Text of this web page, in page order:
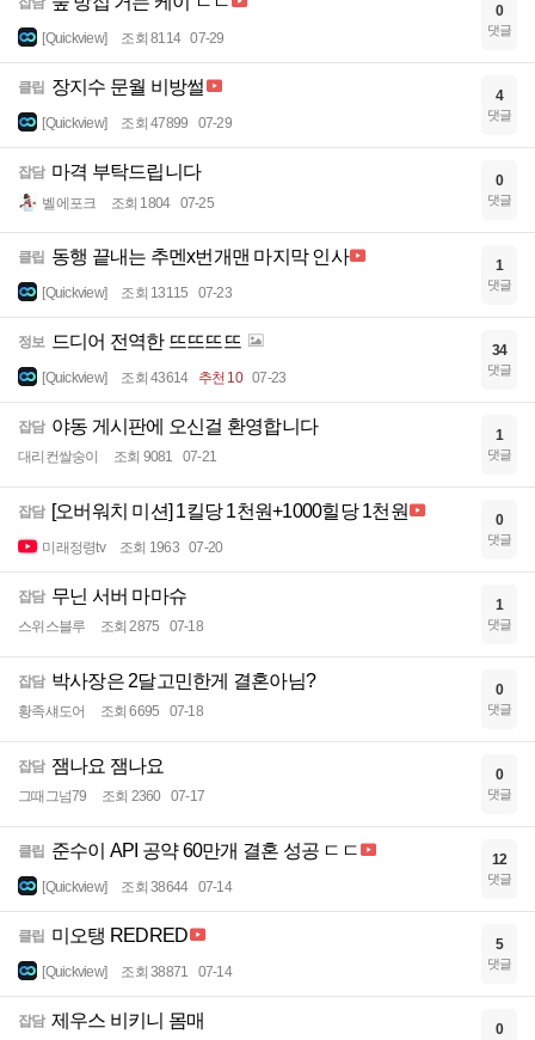
[Quickview] 조회 8114 07-29
0
댓글
클립 장지수 문월 비방썰
[Quickview] 조회 47899 07-29
4
댓글
잡담 마격 부탁드립니다
벨에포크 조회 1804 07-25
0
댓글
클립 동행 끝내는 추멘x번개맨 마지막 인사
[Quickview] 조회 13115 07-23
1
댓글
정보 드디어 전역한 뜨뜨뜨뜨
[Quickview] 조회 43614 추천 10 07-23
34
댓글
잡담 야동 게시판에 오신걸 환영합니다
대리컨쌀숭이 조회 9081 07-21
1
댓글
잡담 [오버워치 미션] 1킬당 1천원+1000힐당 1천원
미래정령tv 조회 1963 07-20
0
댓글
잡담 무닌 서버 마마슈
스위스블루 조회 2875 07-18
1
댓글
잡담 박사장은 2달고민한게 결혼아님?
황족섀도어 조회 6695 07-18
0
댓글
잡담 잼나요 잼나요
그때그넘79 조회 2360 07-17
0
댓글
클립 준수이 API 공약 60만개 결혼 성공 ㄷㄷ
[Quickview] 조회 38644 07-14
12
댓글
클립 미오탱 REDRED
[Quickview] 조회 38871 07-14
5
댓글
잡담 제우스 비키니 몸매 0